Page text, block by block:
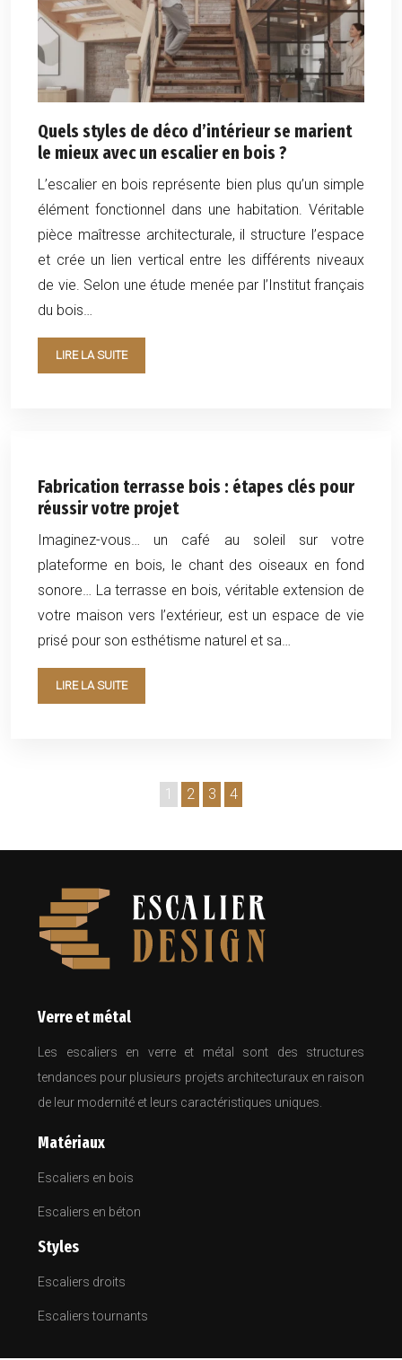
Quels styles de déco d’intérieur se marient
le mieux avec un escalier en bois ?
L’escalier en bois représente bien plus qu’un simple
élément fonctionnel dans une habitation. Véritable
pièce maîtresse architecturale, il structure l’espace
et crée un lien vertical entre les différents niveaux
de vie. Selon une étude menée par l’Institut français
du bois…
LIRE LA SUITE
Fabrication terrasse bois : étapes clés pour
réussir votre projet
Imaginez-vous… un café au soleil sur votre
plateforme en bois, le chant des oiseaux en fond
sonore… La terrasse en bois, véritable extension de
votre maison vers l’extérieur, est un espace de vie
prisé pour son esthétisme naturel et sa…
LIRE LA SUITE
1 2 3 4
Verre et métal
Les escaliers en verre et métal sont des structures
tendances pour plusieurs projets architecturaux en raison
de leur modernité et leurs caractéristiques uniques.
Matériaux
Escaliers en bois
Escaliers en béton
Styles
Escaliers droits
Escaliers tournants